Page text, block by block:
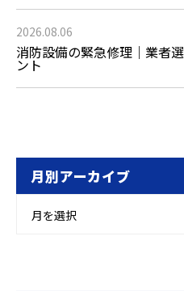
2026.08.06
消防設備の緊急修理｜業者
ント
月別アーカイブ
月を選択